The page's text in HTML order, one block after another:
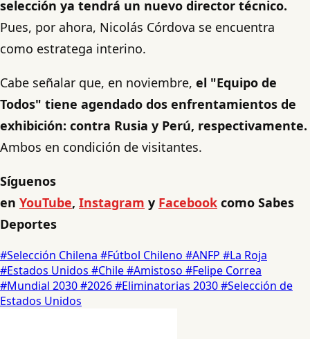
selección ya tendrá un nuevo director técnico.
Pues, por ahora, Nicolás Córdova se encuentra
como estratega interino.
Cabe señalar que, en noviembre, el "Equipo de
Todos" tiene agendado dos enfrentamientos de
exhibición: contra Rusia y Perú, respectivamente.
Ambos en condición de visitantes.
Síguenos
en YouTube, Instagram y Facebook como Sabes
Deportes
#Selección Chilena #Fútbol Chileno #ANFP #La Roja
#Estados Unidos #Chile#Amistoso #Felipe Correa
#Mundial 2030#2026#Eliminatorias 2030#Selección de
Estados Unidos